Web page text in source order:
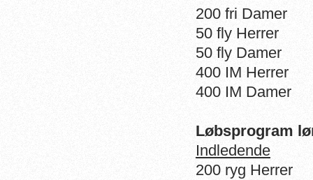
200 fri Damer
50 fly Herrer
50 fly Damer
400 IM Herrer
400 IM Damer
Løbsprogram
Indledende
200 ryg Herrer